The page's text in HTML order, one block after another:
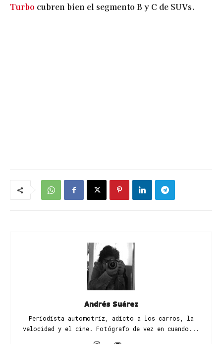
Turbo cubren bien el segmento B y C de SUVs.
Andrés Suárez
Periodista automotriz, adicto a los carros, la
velocidad y el cine. Fotógrafo de vez en cuando...